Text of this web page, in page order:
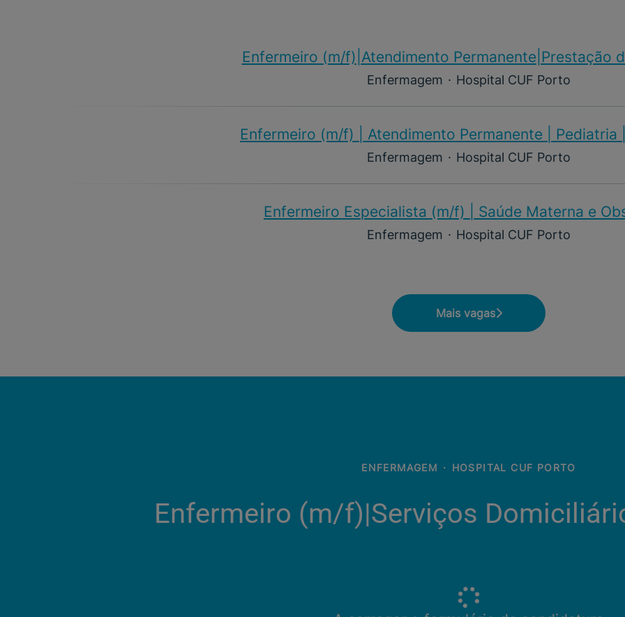
Enfermeiro (m/f)​|Atendimento Permanente|Prestação
Enfermagem · Hospital CUF Porto
Enfermeiro (m/f)​ | Atendimento Permanente | Pediatria
Enfermagem · Hospital CUF Porto
Enfermeiro Especialista (m/f)​ | Saúde Materna e
Enfermagem · Hospital CUF Porto
Mais vagas
ENFERMAGEM · HOSPITAL CUF PORTO
Enfermeiro (m/f)|Serviços